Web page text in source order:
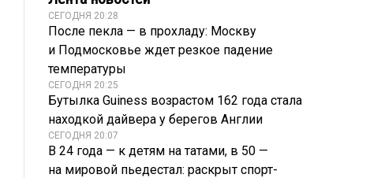
СЕГОДНЯ 20:28
После пекла — в прохладу: Москву
и Подмосковье ждет резкое падение
температуры
СЕГОДНЯ 20:25
Бутылка Guiness возрастом 162 года стала
находкой дайвера у берегов Англии
СЕГОДНЯ 20:07
В 24 года — к детям на татами, в 50 —
на мировой пьедестал: раскрыт спорт-